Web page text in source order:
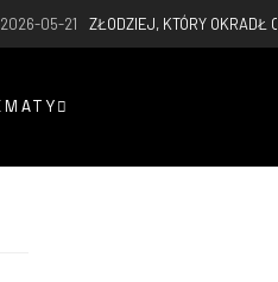
2026-05-21 ZŁODZIEJ, KTÓRY OKRADŁ